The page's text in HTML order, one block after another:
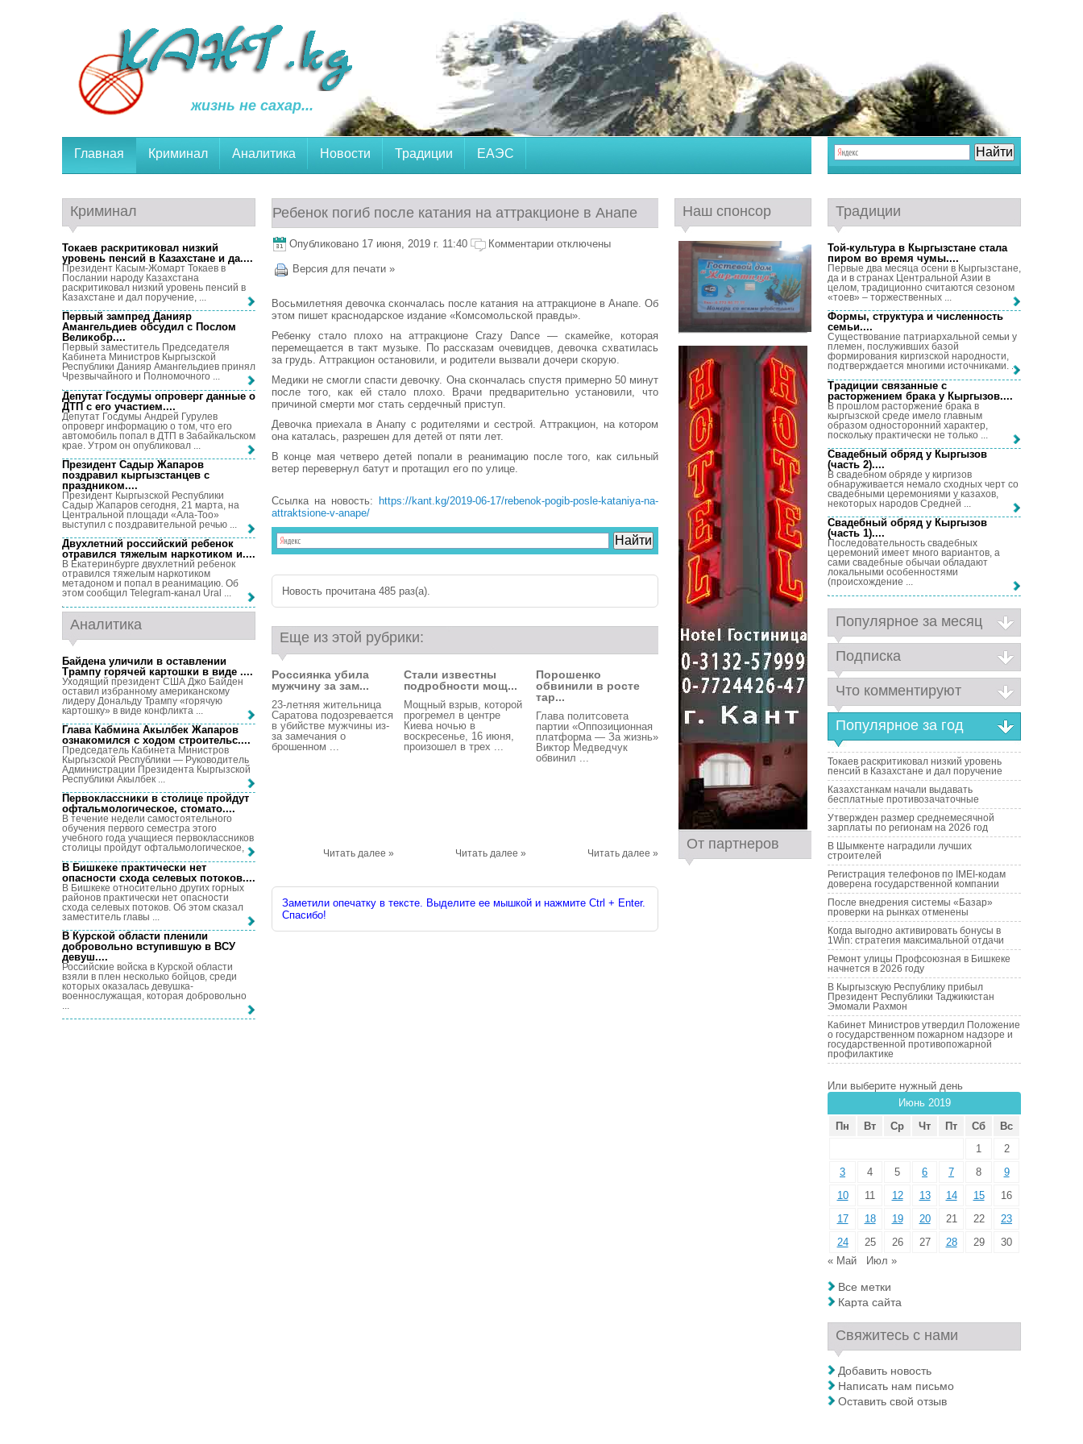
жизнь не сахар...
Главная Криминал Аналитика Новости Традиции ЕАЭС
Ребенок погиб после катания на аттракционе в Анапе
Опубликовано 17 июня, 2019 г. 11:40 Комментарии отключены
Версия для печати »
Восьмилетняя девочка скончалась после катания на аттракционе в Анапе. Об
этом пишет краснодарское издание «Комсомольской правды».
Ребенку стало плохо на аттракционе Crazy Dance — скамейке, которая
перемещается в такт музыке. По рассказам очевидцев, девочка схватилась
за грудь. Аттракцион остановили, и родители вызвали дочери скорую.
Медики не смогли спасти девочку. Она скончалась спустя примерно 50 минут
после того, как ей стало плохо. Врачи предварительно установили, что
причиной смерти мог стать сердечный приступ.
Девочка приехала в Анапу с родителями и сестрой. Аттракцион, на котором
она каталась, разрешен для детей от пяти лет.
В конце мая четверо детей попали в реанимацию после того, как сильный
ветер перевернул батут и протащил его по улице.
Ссылка на новость:
https://kant.kg/2019-06-17/rebenok-pogib-posle-kataniya-na-
attraktsione-v-anape/
Новость прочитана 485 раз(a).
Еще из этой рубрики:
Россиянка убила
мужчину за зам...
23-летняя жительница
Саратова подозревается
в убийстве мужчины из-
за замечания о
брошенном ...
Читать далее »
Стали известны
подробности мощ...
Мощный взрыв, которой
прогремел в центре
Киева ночью в
воскресенье, 16 июня,
произошел в трех ...
Читать далее »
Порошенко
обвинили в росте
тар...
Глава политсовета
партии «Оппозиционная
платформа — За жизнь»
Виктор Медведчук
обвинил ...
Читать далее »
Заметили опечатку в тексте. Выделите ее мышкой и нажмите Ctrl + Enter.
Спасибо!
Криминал
Токаев раскритиковал низкий
уровень пенсий в Казахстане и да....
Президент Касым-Жомарт Токаев в
Послании народу Казахстана
раскритиковал низкий уровень пенсий в
Казахстане и дал поручение, ...
Первый зампред Данияр
Амангельдиев обсудил с Послом
Великобр....
Первый заместитель Председателя
Кабинета Министров Кыргызской
Республики Данияр Амангельдиев принял
Чрезвычайного и Полномочного ...
Депутат Госдумы опроверг данные о
ДТП с его участием....
Депутат Госдумы Андрей Гурулев
опроверг информацию о том, что его
автомобиль попал в ДТП в Забайкальском
крае. Утром он опубликовал ...
Президент Садыр Жапаров
поздравил кыргызстанцев с
праздником....
Президент Кыргызской Республики
Садыр Жапаров сегодня, 21 марта, на
Центральной площади «Ала-Тоо»
выступил с поздравительной речью ...
Двухлетний российский ребенок
отравился тяжелым наркотиком и....
В Екатеринбурге двухлетний ребенок
отравился тяжелым наркотиком
метадоном и попал в реанимацию. Об
этом сообщил Telegram-канал Ural ...
Аналитика
Байдена уличили в оставлении
Трампу горячей картошки в виде ....
Уходящий президент США Джо Байден
оставил избранному американскому
лидеру Дональду Трампу «горячую
картошку» в виде конфликта ...
Глава Кабмина Акылбек Жапаров
ознакомился с ходом строительс....
Председатель Кабинета Министров
Кыргызской Республики — Руководитель
Администрации Президента Кыргызской
Республики Акылбек ...
Первоклассники в столице пройдут
офтальмологическое, стомато....
В течение недели самостоятельного
обучения первого семестра этого
учебного года учащиеся первоклассников
столицы пройдут офтальмологическое, ...
В Бишкеке практически нет
опасности схода селевых потоков....
В Бишкеке относительно других горных
районов практически нет опасности
схода селевых потоков. Об этом сказал
заместитель главы ...
В Курской области пленили
добровольно вступившую в ВСУ
девуш....
Российские войска в Курской области
взяли в плен несколько бойцов, среди
которых оказалась девушка-
военнослужащая, которая добровольно
...
Наш спонсор
От партнеров
Традиции
Той-культура в Кыргызстане стала
пиром во время чумы....
Первые два месяца осени в Кыргызстане,
да и в странах Центральной Азии в
целом, традиционно считаются сезоном
«тоев» – торжественных ...
Формы, структура и численность
семьи....
Существование патриархальной семьи у
племен, послуживших базой
формирования киргизской народности,
подтверждается многими источниками. ...
Традиции связанные с
расторжением брака у Кыргызов....
В прошлом расторжение брака в
кыргызской среде имело главным
образом односторонний характер,
поскольку практически не только ...
Свадебный обряд у Кыргызов
(часть 2)....
В свадебном обряде у киргизов
обнаруживается немало сходных черт со
свадебными церемониями у казахов,
некоторых народов Средней ...
Свадебный обряд у Кыргызов
(часть 1)....
Последовательность свадебных
церемоний имеет много вариантов, а
сами свадебные обычаи обладают
локальными особенностями
(происхождение ...
Популярное за месяц
Подписка
Что комментируют
Популярное за год
Токаев раскритиковал низкий уровень
пенсий в Казахстане и дал поручение
Казахстанкам начали выдавать
бесплатные противозачаточные
Утвержден размер среднемесячной
зарплаты по регионам на 2026 год
В Шымкенте наградили лучших
строителей
Регистрация телефонов по IMEI-кодам
доверена государственной компании
После внедрения системы «Базар»
проверки на рынках отменены
Когда выгодно активировать бонусы в
1Win: стратегия максимальной отдачи
Ремонт улицы Профсоюзная в Бишкеке
начнется в 2026 году
В Кыргызскую Республику прибыл
Президент Республики Таджикистан
Эмомали Рахмон
Кабинет Министров утвердил Положение
о государственном пожарном надзоре и
государственной противопожарной
профилактике
Или выберите нужный день
Июнь 2019
Пн
Вт Ср Чт Пт Сб
Вс
1
2
3
4 5 6 7 8
9
10
11 12 13 14 15
16
17
18 19 20 21 22
23
24
25 26 27 28 29
30
« Май
Июл »
Все метки
Карта сайта
Свяжитесь с нами
Добавить новость
Написать нам письмо
Оставить свой отзыв